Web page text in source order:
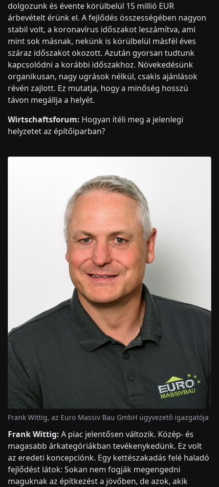
dolgozunk és évente körülbelül 15 millió EUR
árbevételt érünk el. A fejlődés összességében nagyon
stabil volt, a koronavírus időszakot leszámítva, ami
mint sok másnak, nekünk is körülbelül másfél éves
száraz időszakot okozott. Azután gyorsan tudtunk
kapcsolódni a korábbi időszakhoz. Növekedésünk
organikusan, nagy ugrások nélkül, csakis ajánlások
révén zajlott. Ez mutatja, hogy a minőség hosszú
távon megállja a helyét.
Wirtschaftsforum: Hogyan ítéli meg a jelenlegi
helyzetet az építőiparban?
Frank Wittig, az Euro Massiv Bau GmbH ügyvezető igazgatója
Frank Wittig: A piac jelentősen változik. Közép- és
magasabb árkategóriákban tevékenykedünk. Ez volt
az eredeti koncepciónk. Egy kettészakadás felé haladó
fejlődést látok: Sokan nem fogják megengedni
maguknak az építkezést a jövőben, de azok, akik